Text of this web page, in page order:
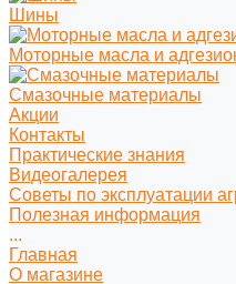
Шины
Моторные масла и
Смазочные материалы
Акции
Контакты
Практические знания
Видеогалерея
Советы по эксплуатации
Полезная информация
...
Главная
О магазине